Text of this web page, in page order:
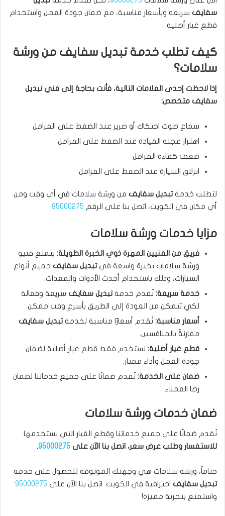
سفايف سريعة وبأسعار مناسبة، مع ضمان جودة العمل واستخدام
قطع غيار أصلية.
كيف تطلب خدمة تبديل سفايف من ورشة
سلامات؟
إذا لاحظت إحدى العلامات التالية، فأنت بحاجة إلى فني تبديل
سفايف متخصص:
سماع صوت احتكاك أو صرير عند الضغط على الفرامل
اهتزاز عجلة القيادة عند الضغط على الفرامل
ضعف كفاءة الفرامل
انزلاق السيارة عند الضغط على الفرامل
لتطلب خدمةتبديل سفايف من ورشة سلامات في أي وقت ومن
أي مكان في الكويت، اتصل بنا على الرقم 95000275
.
مزايا خدمات ورشة سلامات
فريق من الفنيين المهرة ذوي الخبرة الطويلة: يتمتع فنيو
ورشة سلامات بخبرة واسعة فيتبديل سفايف جميع أنواع
السيارات، وذلك باستخدام أحدث الأدوات والمعدات.
خدمة سريعة: نُقدم خدمةتبديل سفايف سريعة وفعالة
لكي تتمكن من العودة إلى الطريق بأسرع وقت ممكن.
أسعار مناسبة: نُقدم أسعارًا مناسبة لخدمةتبديل سفايف
مقارنةً بالمنافسين.
قطع غيار أصلية: نستخدم فقط قطع غيار أصلية لضمان
جودة العمل وأداء ممتاز.
ضمان على الخدمة: نُقدم ضمانًا على جميع خدماتنا لضمان
رضا العملاء.
ضمان خدمات ورشة سلامات
نُقدم ضمانًا على جميع خدماتنا وقطع الغيار التي نستخدمها.
للاستفسار وطلب عرض سعر، اتصل بنا الآن على 95000275
.
ختاماً، ورشة سلامات هي وجهتك الموثوقة للحصول على خدمة
تبديل سفايف احترافية في الكويت. اتصل بنا الآن على 95000275
واستمتع بتجربة مميزة!